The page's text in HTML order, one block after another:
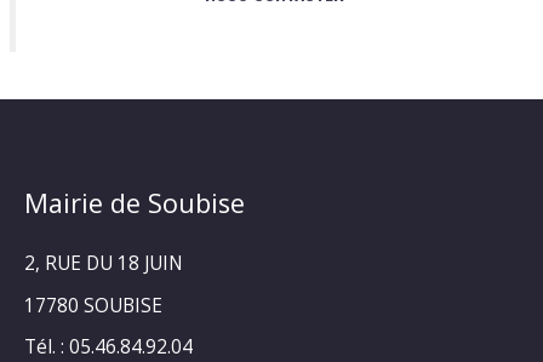
Mairie de Soubise
2, RUE DU 18 JUIN
17780 SOUBISE
Tél. : 05.46.84.92.04